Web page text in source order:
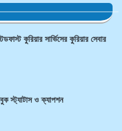
কুরিয়ার সার্ভিসের কুরিয়ার সেবার
স্ট্যাটাস ও ক্যাপশন